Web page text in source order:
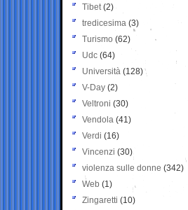
Tibet(2)
tredicesima (3)
Turismo (62)
Udc (64)
Università (128)
V-Day (2)
Veltroni (30)
Vendola (41)
Verdi (16)
Vincenzi (30)
violenza sulle donne (342)
Web (1)
Zingaretti (10)